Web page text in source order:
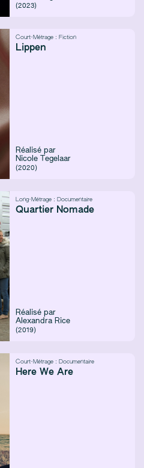
(2023)
Court-Métrage : Fiction
Lippen
Réalisé par
Nicole Tegelaar
(2020)
Long-Métrage : Documentaire
Quartier Nomade
Réalisé par
Alexandra Rice
(2019)
Court-Métrage : Documentaire
Here We Are